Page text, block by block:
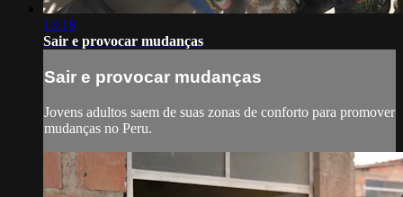
13:18
Sair e provocar mudanças
Sair e provocar mudanças
Jovens adultos saem de suas zonas de conforto para promover
mudanças no Peru.